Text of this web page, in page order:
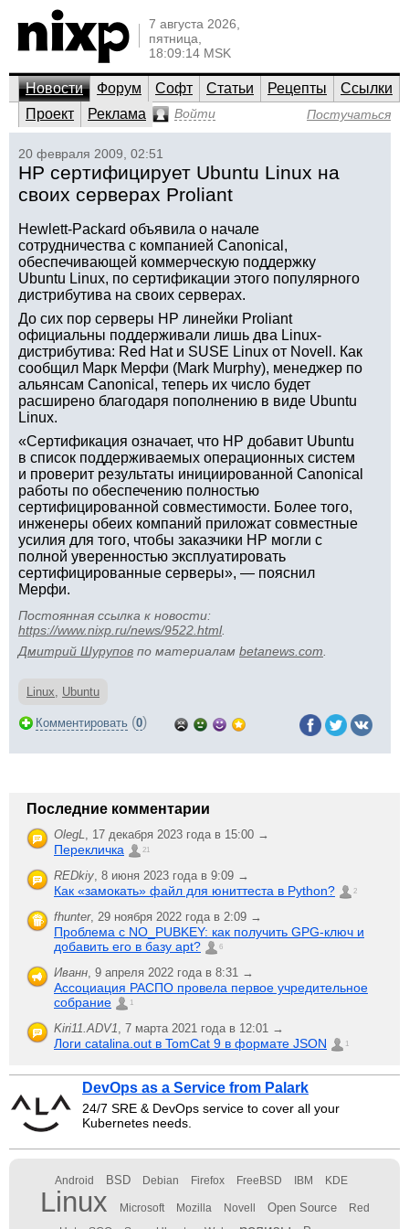
7 августа 2026,
пятница,
18:09:14 MSK
Новости Форум Софт Статьи Рецепты
Ссылки
Проект
Реклама Войти Постучаться
20 февраля 2009, 02:51
HP сертифицирует Ubuntu Linux на
своих серверах Proliant
Hewlett-Packard объявила о начале
сотрудничества с компанией Canonical,
обеспечивающей коммерческую поддержку
Ubuntu Linux, по сертификации этого популярного
дистрибутива на своих серверах.
До сих пор серверы HP линейки Proliant
официальны поддерживали лишь два Linux-
дистрибутива: Red Hat и SUSE Linux от Novell. Как
сообщил Марк Мерфи (Mark Murphy), менеджер по
альянсам Canonical, теперь их число будет
расширено благодаря пополнению в виде Ubuntu
Linux.
«Сертификация означает, что HP добавит Ubuntu
в список поддерживаемых операционных систем
и проверит результаты инициированной Canonical
работы по обеспечению полностью
сертифицированной совместимости. Более того,
инженеры обеих компаний приложат совместные
усилия для того, чтобы заказчики HP могли с
полной уверенностью эксплуатировать
сертифицированные серверы», — пояснил
Мерфи.
Постоянная ссылка к новости:
https://www.nixp.ru/news/9522.html.
Дмитрий Шурупов по материалам betanews.com
Linux, Ubuntu
Комментировать (0)
Последние комментарии
OlegL, 17 декабря 2023 года в 15:00 →
Перекличка 21
REDkiy, 8 июня 2023 года в 9:09 →
Как «замокать» файл для юниттеста в Python? 2
fhunter, 29 ноября 2022 года в 2:09 →
Проблема с NO_PUBKEY: как получить GPG-ключ и
добавить его в базу apt?
6
Иванн, 9 апреля 2022 года в 8:31 →
Ассоциация РАСПО провела первое учредительное
собрание
1
Kiri11.ADV1, 7 марта 2021 года в 12:01 →
Логи catalina.out в TomCat 9 в формате JSON 1
DevOps as a Service from Palark
24/7 SRE & DevOps service to cover all your
Kubernetes needs.
Android BSD Debian Firefox FreeBSD IBM KDE
Linux Microsoft Mozilla Novell Open Source Red